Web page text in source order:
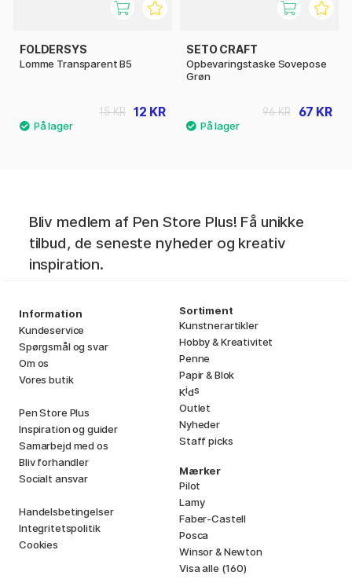
FOLDERSYS
Lomme Transparent B5
12 KR
15 KR
SETO CRAFT
Opbevaringstaske Sovepose
Grøn
67 KR
96 KR
Bliv medlem af Pen Store Plus! Få unikke
tilbud, de seneste nyheder og kreativ
inspiration.
Information
Kundeservice
Spørgsmål og svar
Om os
Vores butik
Pen Store Plus
Inspiration og guider
Samarbejd med os
Bliv forhandler
Socialt ansvar
Handelsbetingelser
Integritetspolitik
Cookies
Sortiment
Kunstnerartikler
Hobby & Kreativitet
Penne
Papir & Blok
Kids
Outlet
Nyheder
Staff picks
Mærker
Pilot
Lamy
Faber-Castell
Posca
Winsor & Newton
Visa alle (160)